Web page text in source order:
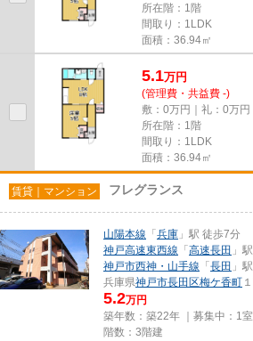
所在階：1階
間取り：1LDK
面積：36.94㎡
5.1万円
(管理費・共益費 -)
敷：0万円｜礼：0万円
所在階：1階
間取り：1LDK
面積：36.94㎡
賃貸｜マンション フレグランス
山陽本線 「 兵庫 」駅 徒歩7分
神戸高速東西線 「 高速長田 」
神戸市西神・山手線 「 長田 」
兵庫県神戸市長田区梅ケ香町
5.2万円
築年数：築22年 ｜募集中： 1室
階数：3階建